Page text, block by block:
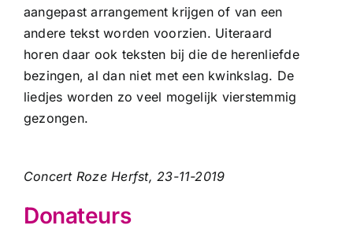
aangepast arrangement krijgen of van een
andere tekst worden voorzien. Uiteraard
horen daar ook teksten bij die de herenliefde
bezingen, al dan niet met een kwinkslag. De
liedjes worden zo veel mogelijk vierstemmig
gezongen.
Concert Roze Herfst, 23-11-2019
Donateurs